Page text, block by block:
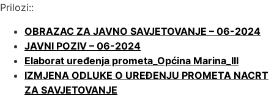
Prilozi::
OBRAZAC ZA JAVNO SAVJETOVANJE – 06-2024
JAVNI POZIV – 06-2024
Elaborat uređenja prometa_Općina Marina_III
IZMJENA ODLUKE O UREĐENJU PROMETA NACRT
ZA SAVJETOVANJE